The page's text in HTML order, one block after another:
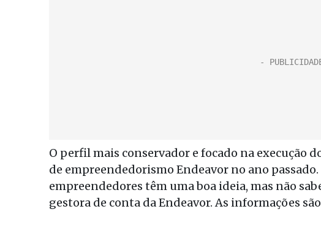
O perfil mais conservador e focado na execução
de empreendedorismo Endeavor no ano
empreendedores têm uma boa ideia, mas não
gestora de conta da Endeavor. As informações